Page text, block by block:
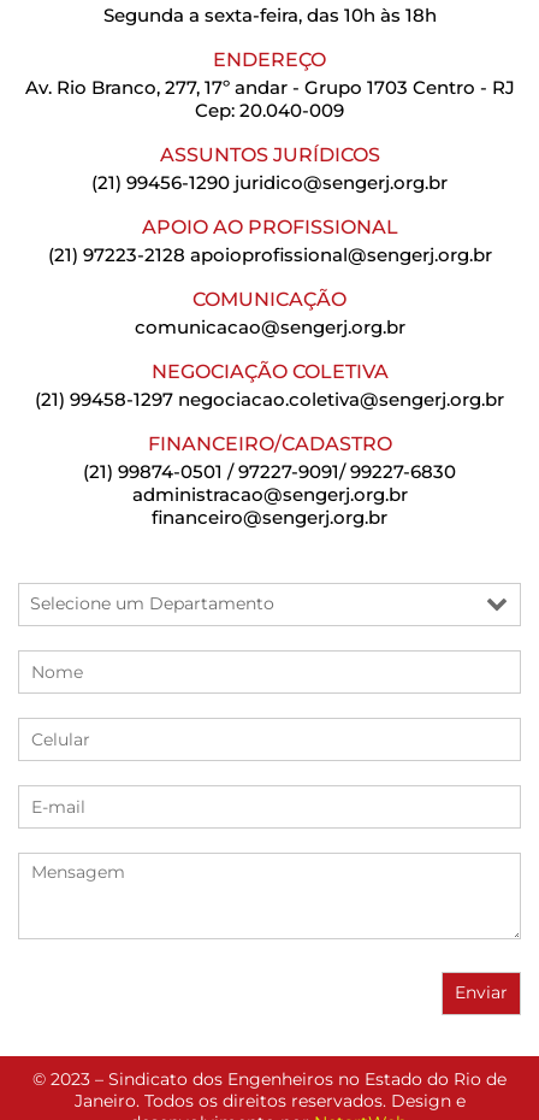
Segunda a sexta-feira, das 10h às 18h
ENDEREÇO
Av. Rio Branco, 277, 17º andar - Grupo 1703 Centro - RJ
Cep: 20.040-009
ASSUNTOS JURÍDICOS
(21) 99456-1290 juridico@sengerj.org.br
APOIO AO PROFISSIONAL
(21) 97223-2128 apoioprofissional@sengerj.org.br
COMUNICAÇÃO
comunicacao@sengerj.org.br
NEGOCIAÇÃO COLETIVA
(21) 99458-1297 negociacao.coletiva@sengerj.org.br
FINANCEIRO/CADASTRO
(21) 99874-0501 / 97227-9091/ 99227-6830
administracao@sengerj.org.br
financeiro@sengerj.org.br
© 2023 – Sindicato dos Engenheiros no Estado do Rio de
Janeiro. Todos os direitos reservados. Design e